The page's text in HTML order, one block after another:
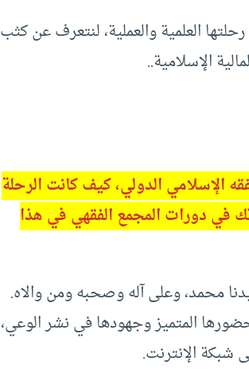
العلمية والعملية، لنتعرف عن كثب
الإسلامية..
الإسلامي الدولي، كيف كانت الرحلة
في دورات المجمع الفقهي في هذا
محمد، وعلى آله وصحبه ومن والاه.
المتميز وجهودها في نشر الوعي،
شبكة الإنترنت.